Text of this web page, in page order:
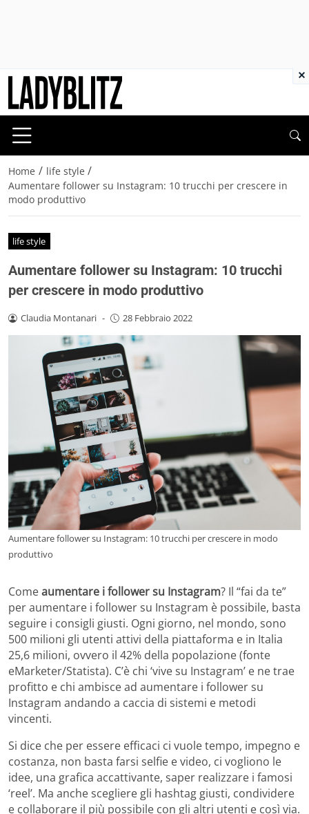
Home / life style /
Aumentare follower su Instagram: 10 trucchi per crescere in
modo produttivo
life style
Aumentare follower su Instagram: 10 trucchi
per crescere in modo produttivo
Claudia Montanari - 28 Febbraio 2022
Aumentare follower su Instagram: 10 trucchi per crescere in modo
produttivo
Comeaumentare i follower su Instagram? Il “fai da te”
per aumentare i follower su Instagram è possibile, basta
seguire i consigli giusti. Ogni giorno, nel mondo, sono
500 milioni gli utenti attivi della piattaforma e in Italia
25,6 milioni, ovvero il 42% della popolazione (fonte
eMarketer/Statista). C’è chi ‘vive su Instagram’ e ne trae
profitto e chi ambisce ad aumentare i follower su
Instagram andando a caccia di sistemi e metodi
vincenti.
Si dice che per essere efficaci ci vuole tempo, impegno e
costanza, non basta farsi selfie e video, ci vogliono le
idee, una grafica accattivante, saper realizzare i famosi
‘reel’. Ma anche scegliere gli hashtag giusti, condividere
e collaborare il più possibile con gli altri utenti e così via.
×